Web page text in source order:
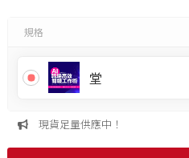
規格
堂
現貨足量供應中！